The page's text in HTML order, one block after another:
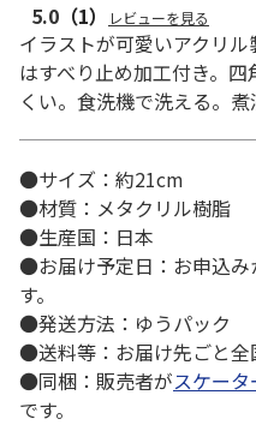
5.0 （1） レビューを見る
イラストが可愛いアクリ
はすべり止め加工付き。
くい。食洗機で洗える。煮
●サイズ：約21cm
●材質：メタクリル樹脂
●生産国：日本
●お届け予定日：お申込み
す。
●発送方法：ゆうパック
●送料等：お届け先ごと全
●同梱：販売者がスケー
です。